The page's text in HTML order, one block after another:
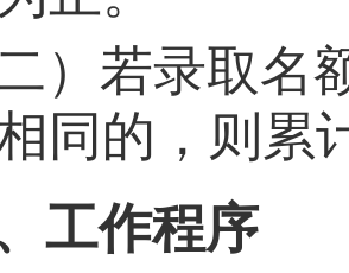
二）若录取
同的，则累
工作程序